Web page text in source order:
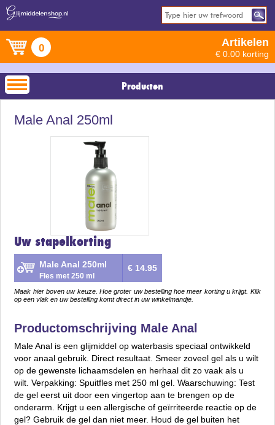
0 Artikelen
€ 0.00 korting
Producten
Male Anal 250ml
Uw stapelkorting
Male Anal 250ml
Fles met 250 ml
€ 14.95
Maak hier boven uw keuze. Hoe groter uw bestelling hoe meer korting u krijgt. Klik
op een vlak en uw bestelling komt direct in uw winkelmandje.
Productomschrijving Male Anal
Male Anal is een glijmiddel op waterbasis speciaal ontwikkeld
voor anaal gebruik. Direct resultaat. Smeer zoveel gel als u wilt
op de gewenste lichaamsdelen en herhaal dit zo vaak als u
wilt. Verpakking: Spuitfles met 250 ml gel. Waarschuwing: Test
de gel eerst uit door een vingertop aan te brengen op de
onderarm. Krijgt u een allergische of geïrriteerde reactie op de
gel? Gebruik de gel dan niet meer. Houd de gel buiten het